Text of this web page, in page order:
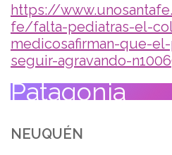
https://
fe/falta-pediatras-el-
medicosafirman-que-
seguir-agravando-
Patagonia
NEUQUÉN